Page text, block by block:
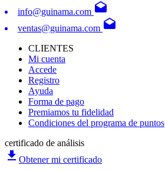
info@guinama.com drafts
ventas@guinama.com drafts
CLIENTES
Mi cuenta
Accede
Registro
Ayuda
Forma de pago
Premiamos tu fidelidad
Condiciones del programa de puntos
certificado de análisis
file_download Obtener mi certificado